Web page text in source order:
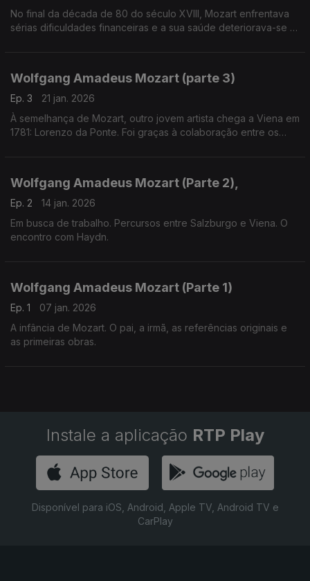
No final da década de 80 do século XVIII, Mozart enfrentava
sérias dificuldades financeiras e a sua saúde deteriorava-se a
Wolfgang Amadeus Mozart (parte 3)
Ep. 3
21 jan. 2026
À semelhança de Mozart, outro jovem artista chega a Viena em
1781: Lorenzo da Ponte. Foi graças à colaboração entre os
Wolfgang Amadeus Mozart (Parte 2),
Ep. 2
14 jan. 2026
Em busca de trabalho. Percursos entre Salzburgo e Viena. O
encontro com Haydn.
Wolfgang Amadeus Mozart (Parte 1)
Ep. 1
07 jan. 2026
A infância de Mozart. O pai, a irmã, as referências originais e
as primeiras obras.
Instale a aplicação RTP Play
Disponível para iOS, Android, Apple TV, Android TV e
CarPlay